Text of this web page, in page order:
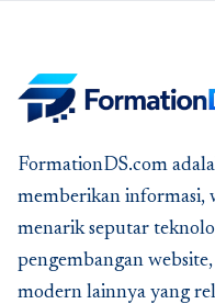
FormationDS.com
memberikan informasi,
menarik seputar
pengembangan
modern lainnya yang